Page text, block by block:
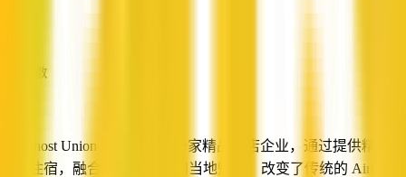
员工人数
Superhost Union 是堪培拉的一家精品酒店企业，通过提供精心策
划的住宿，融合舒适、便利和当地魅力，改变了传统的 Airbnb